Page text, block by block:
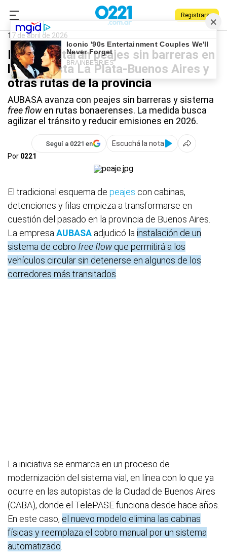
Registrarse
0221.com.ar La Plata
17 de abril de 2026
Implementarán peajes sin barreras en
la Autopista La Plata-Buenos Aires y
otras rutas de la provincia
AUBASA avanza con peajes sin barreras y sistema
free flowen rutas bonaerenses. La medida busca
agilizar el tránsito y reducir emisiones en 2026.
Seguí a 0221 en
Escuchá la nota
Por 0221
El tradicional esquema de peajes con cabinas,
detenciones y filas empieza a transformarse en
cuestión del pasado en la provincia de Buenos Aires.
La empresa AUBASA adjudicó la instalación de un
sistema de cobro free flowque permitirá a los
vehículos circular sin detenerse en algunos de los
corredores más transitados
La iniciativa se enmarca en un proceso de
modernización del sistema vial, en línea con lo que ya
ocurre en las autopistas de la Ciudad de Buenos Aires
(CABA), donde el TelePASE funciona desde hace años.
En este caso, el nuevo modelo elimina las cabinas
físicas y reemplaza el cobro manual por un sistema
automatizado